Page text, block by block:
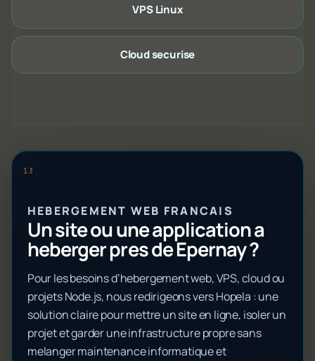
VPS Linux
Cloud securise
HEBERGEMENT WEB FRANCAIS
Un site ou une application a
heberger pres de Epernay ?
Pour les besoins d’hebergement web, VPS, cloud ou
projets Node.js, nous redirigeons vers Hopela : une
solution claire pour mettre un site en ligne, isoler un
projet et garder une infrastructure propre sans
melanger maintenance informatique et